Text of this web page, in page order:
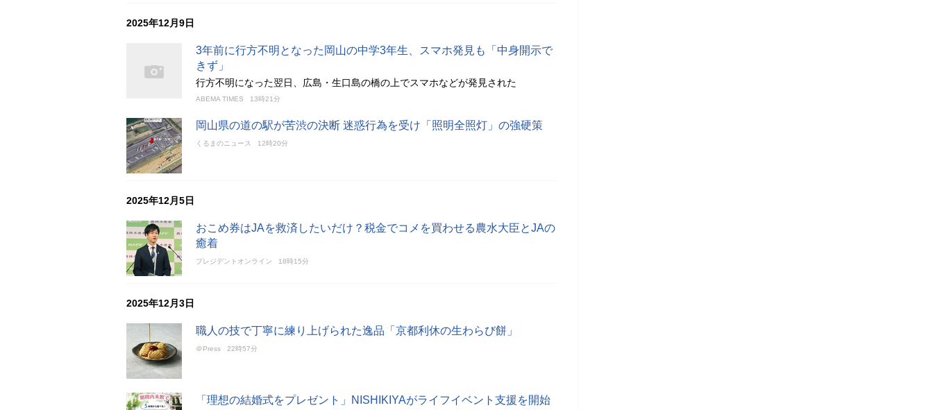
2025年12月9日
3年前に行方不明となった岡山の中学3年生、スマホ発見も「中身開示で
きず」
行方不明になった翌日、広島・生口島の橋の上でスマホなどが発見された
ABEMA TIMES 13時21分
岡山県の道の駅が苦渋の決断 迷惑行為を受け「照明全照灯」の強硬策
くるまのニュース 12時20分
2025年12月5日
おこめ券はJAを救済したいだけ？税金でコメを買わせる農水大臣とJAの
癒着
プレジデントオンライン 18時15分
2025年12月3日
職人の技で丁寧に練り上げられた逸品「京都利休の生わらび餅」
＠Press 22時57分
「理想の結婚式をプレゼント」NISHIKIYAがライフイベント支援を開始